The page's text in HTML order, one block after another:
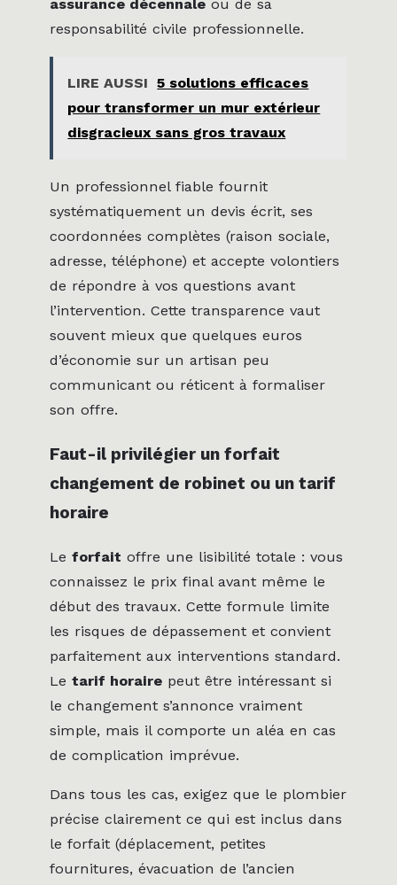
assurance décennale ou de sa
responsabilité civile professionnelle.
LIRE AUSSI 5 solutions efficaces
pour transformer un mur extérieur
disgracieux sans gros travaux
Un professionnel fiable fournit
systématiquement un devis écrit, ses
coordonnées complètes (raison sociale,
adresse, téléphone) et accepte volontiers
de répondre à vos questions avant
l’intervention. Cette transparence vaut
souvent mieux que quelques euros
d’économie sur un artisan peu
communicant ou réticent à formaliser
son offre.
Faut-il privilégier un forfait
changement de robinet ou un tarif
horaire
Le forfait offre une lisibilité totale : vous
connaissez le prix final avant même le
début des travaux. Cette formule limite
les risques de dépassement et convient
parfaitement aux interventions standard.
Le tarif horaire peut être intéressant si
le changement s’annonce vraiment
simple, mais il comporte un aléa en cas
de complication imprévue.
Dans tous les cas, exigez que le plombier
précise clairement ce qui est inclus dans
le forfait (déplacement, petites
fournitures, évacuation de l’ancien